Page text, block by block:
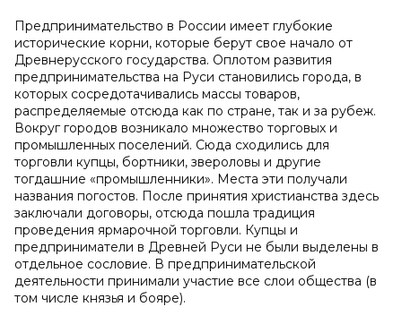
Предпринимательство в России имеет глубокие
исторические корни, которые берут свое начало от
Древнерусского государства. Оплотом развития
предпринимательства на Руси становились города, в
которых сосредотачивались массы товаров,
распределяемые отсюда как по стране, так и за рубеж.
Вокруг городов возникало множество торговых и
промышленных поселений. Сюда сходились для
торговли купцы, бортники, звероловы и другие
тогдашние «промышленники». Места эти получали
названия погостов. После принятия христианства здесь
заключали договоры, отсюда пошла традиция
проведения ярмарочной торговли. Купцы и
предприниматели в Древней Руси не были выделены в
отдельное сословие. В предпринимательской
деятельности принимали участие все слои общества (в
том числе князья и бояре).